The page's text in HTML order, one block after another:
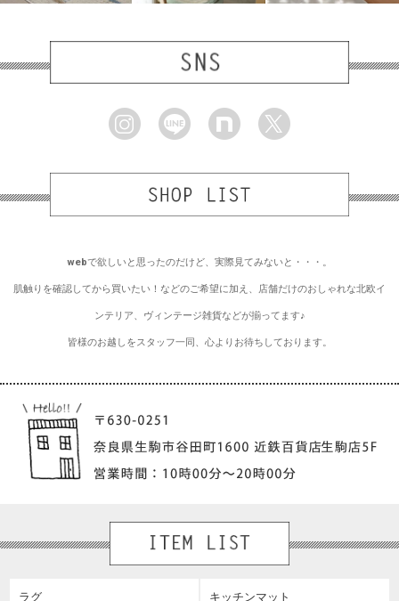
webで欲しいと思ったのだけど、実際見てみないと・・・。
肌触りを確認してから買いたい！などのご希望に加え、店舗だけのおしゃれな北欧イ
ンテリア、ヴィンテージ雑貨などが揃ってます♪
皆様のお越しをスタッフ一同、心よりお待ちしております。
ラグ キッチンマット